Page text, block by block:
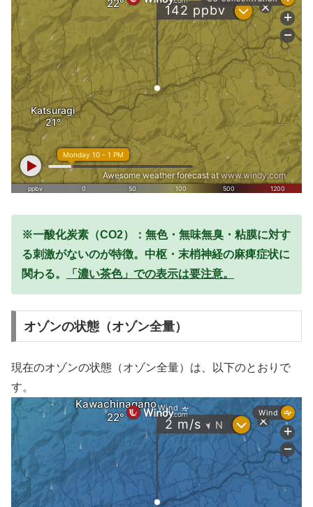
※一酸化炭素（CO2）：無色・無味無臭・粘膜に対す
る刺激がないのが特徴。中枢・末梢神経の麻痺症状に
関わる。
「濃い茶色」での表示は要注意。
オゾンの状態（オゾン全量）
現在のオゾンの状態（オゾン全量）は、以下のとおりで
す。